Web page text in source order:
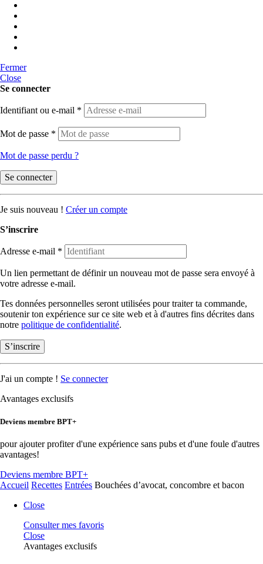
Fermer
Close
Se connecter
Identifiant ou e-mail *
Mot de passe *
Mot de passe perdu ?
Se connecter
Je suis nouveau ! Créer un compte
S’inscrire
Adresse e-mail *
Un lien permettant de définir un nouveau mot de passe sera envoyé à
votre adresse e-mail.
Tes données personnelles seront utilisées pour traiter ta commande,
soutenir ton expérience sur ce site web et à d'autres fins décrites dans
notre politique de confidentialité.
S’inscrire
J'ai un compte ! Se connecter
Avantages exclusifs
Deviens membre BPT+
pour ajouter profiter d'une expérience sans pubs et d'une foule d'autres
avantages!
Deviens membre BPT+
Accueil Recettes Entrées Bouchées d’avocat, concombre et bacon
Close
Consulter mes favoris
Close
Avantages exclusifs